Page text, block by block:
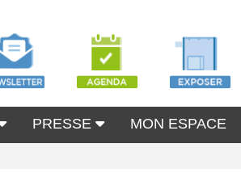
PRESSE MON ESPACE